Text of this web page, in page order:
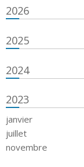
2026
2025
2024
2023
janvier
juillet
novembre